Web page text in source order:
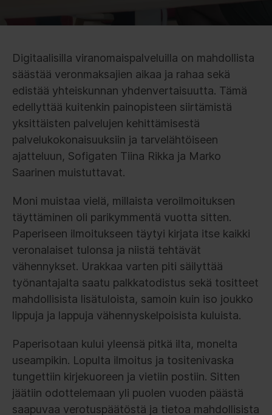
Digitaalisilla viranomaispalveluilla on mahdollista
säästää veronmaksajien aikaa ja rahaa sekä
edistää yhteiskunnan yhdenvertaisuutta. Tämä
edellyttää kuitenkin painopisteen siirtämistä
yksittäisten palvelujen kehittämisestä
palvelukokonaisuuksiin ja tarvelähtöiseen
ajatteluun, Sofigaten Tiina Rikka ja Marko
Saarinen muistuttavat.
Moni muistaa vielä, millaista veroilmoituksen
täyttäminen oli parikymmentä vuotta sitten.
Paperiseen ilmoitukseen täytyi kirjata itse kaikki
veronalaiset tulonsa ja niistä tehtävät
vähennykset. Urakkaa varten piti säilyttää
työnantajalta saatu palkkatodistus sekä tositteet
mahdollisista lisätuloista, samoin kuin iso joukko
lippuja ja lappuja vähennyskelpoisista kuluista.
Paperisotaan kului yleensä pitkä ilta, monelta
useampikin. Lopulta ilmoitus ja tositenivaska
tungettiin kirjekuoreen ja vietiin postiin. Sitten
jäätiin odottelemaan yli puolen vuoden päästä
saapuvaa verotuspäätöstä ja tietoa mahdollisista